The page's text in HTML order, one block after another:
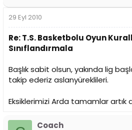
29 Eyl 2010
Re: T.S. Basketbolu Oyun
Sınıflandırmala
Başlık sabit olsun, yakında lig
takip ederiz aslanyüreklileri.
Eksiklerimizi Arda tamamlar artık
Coach